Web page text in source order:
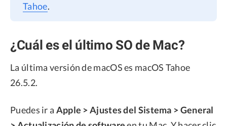
Tahoe.
¿Cuál es el último SO de Mac?
La última versión de macOS es macOS Tahoe
26.5.2.
Puedes ir a Apple > Ajustes del Sistema > General